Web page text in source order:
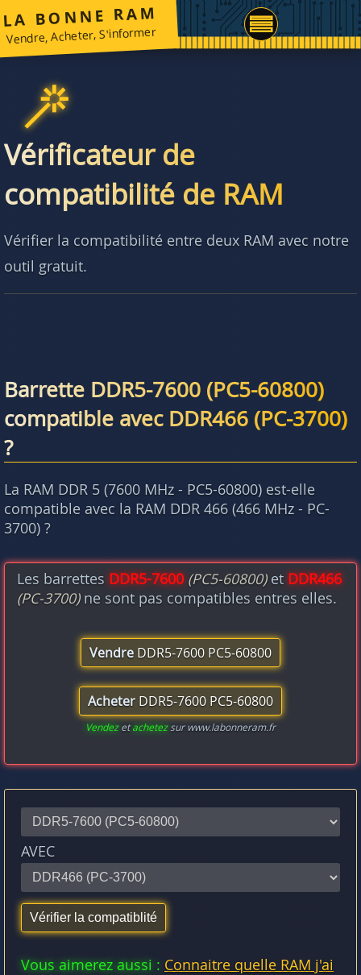
LA BONNE RAM
Vendre, Acheter, S'informer
Vérificateur de
compatibilité de RAM
Vérifier la compatibilité entre deux RAM avec notre
outil gratuit.
Barrette DDR5-7600 (PC5-60800)
compatible avec DDR466 (PC-3700)
?
La RAM DDR 5 (7600 MHz - PC5-60800) est-elle
compatible avec la RAM DDR 466 (466 MHz - PC-
3700) ?
Les barrettes DDR5-7600 (PC5-60800)et DDR466
(PC-3700)ne sont pas compatibles entres elles.
Vendre DDR5-7600 PC5-60800
Acheter DDR5-7600 PC5-60800
Vendezetachetezsur www.labonneram.fr
AVEC
Vous aimerez aussi : Connaitre quelle RAM j'ai